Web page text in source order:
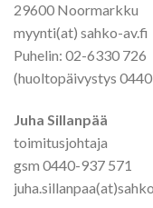
29600 Noormarkku
myynti(at) sahko-av.fi
Puhelin: 02-6330 726
(huoltopäivystys
Juha Sillanpää
toimitusjohtaja
gsm 0440-937 571